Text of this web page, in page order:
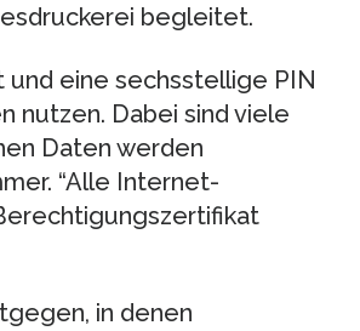
begleitet.
und eine sechsstellige PIN
nutzen. Dabei sind viele
Daten werden
“Alle Internet-
in denen